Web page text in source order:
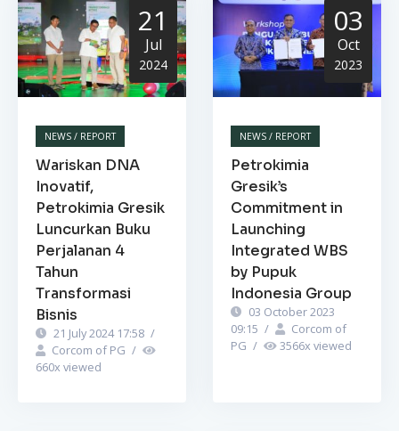
21
Jul
2024
NEWS / REPORT
Wariskan DNA
Inovatif,
Petrokimia Gresik
Luncurkan Buku
Perjalanan 4
Tahun
Transformasi
Bisnis
21 July 2024 17:58 /
Corcom of PG /
660x viewed
03
Oct
2023
NEWS / REPORT
Petrokimia
Gresik’s
Commitment in
Launching
Integrated WBS
by Pupuk
Indonesia Group
03 October 2023
09:15 /
Corcom of
PG / 3566x viewed